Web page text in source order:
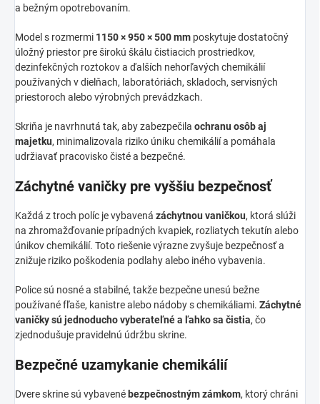
a bežným opotrebovaním.
Model s rozmermi 1150 × 950 × 500 mm poskytuje dostatočný
úložný priestor pre širokú škálu čistiacich prostriedkov,
dezinfekčných roztokov a ďalších nehorľavých chemikálií
používaných v dielňach, laboratóriách, skladoch, servisných
priestoroch alebo výrobných prevádzkach.
Skriňa je navrhnutá tak, aby zabezpečila ochranu osôb aj
majetku, minimalizovala riziko úniku chemikálií a pomáhala
udržiavať pracovisko čisté a bezpečné.
Záchytné vaničky pre vyššiu bezpečnosť
Každá z troch políc je vybavená záchytnou vaničkou, ktorá slúži
na zhromažďovanie prípadných kvapiek, rozliatych tekutín alebo
únikov chemikálií. Toto riešenie výrazne zvyšuje bezpečnosť a
znižuje riziko poškodenia podlahy alebo iného vybavenia.
Police sú nosné a stabilné, takže bezpečne unesú bežne
používané fľaše, kanistre alebo nádoby s chemikáliami. Záchytné
vaničky sú jednoducho vyberateľné a ľahko sa čistia, čo
zjednodušuje pravidelnú údržbu skrine.
Bezpečné uzamykanie chemikálií
Dvere skrine sú vybavenébezpečnostným zámkom, ktorý chráni